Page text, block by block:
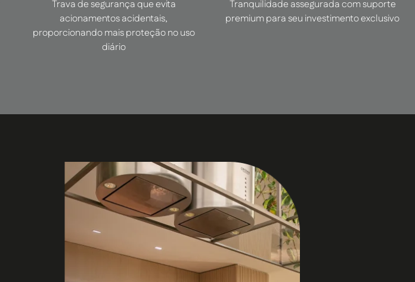
Trava de segurança que evita
acionamentos acidentais,
proporcionando mais proteção no uso
diário
Tranquilidade assegurada com suporte
premium para seu investimento exclusivo